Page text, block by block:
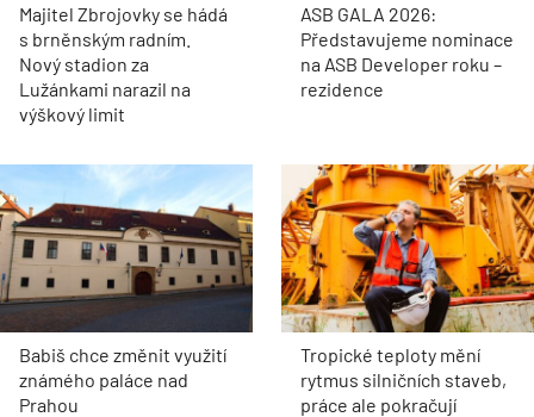
Majitel Zbrojovky se hádá
s brněnským radním.
Nový stadion za
Lužánkami narazil na
výškový limit
ASB GALA 2026:
Představujeme nominace
na ASB Developer roku –
rezidence
Babiš chce změnit využití
známého paláce nad
Prahou
Tropické teploty mění
rytmus silničních staveb,
práce ale pokračují